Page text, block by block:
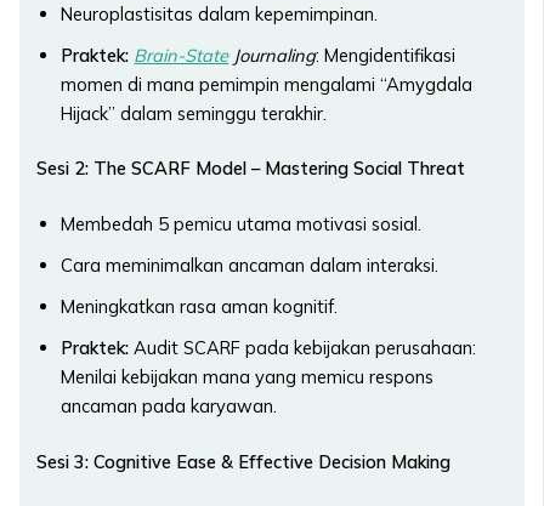
Neuroplastisitas dalam kepemimpinan.
Praktek: Brain-StateJournaling: Mengidentifikasi
momen di mana pemimpin mengalami “Amygdala
Hijack” dalam seminggu terakhir.
Sesi 2: The SCARF Model – Mastering Social Threat
Membedah 5 pemicu utama motivasi sosial.
Cara meminimalkan ancaman dalam interaksi.
Meningkatkan rasa aman kognitif.
Praktek: Audit SCARF pada kebijakan perusahaan:
Menilai kebijakan mana yang memicu respons
ancaman pada karyawan.
Sesi 3: Cognitive Ease & Effective Decision Making